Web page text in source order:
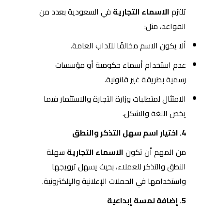
تلتزمالاسماء التجارية في السعودية بعدد من
القواعد، مثل:
ألا يكون الاسم مخالفًا للآداب العامة.
عدم استخدام أسماء حكومية أو مؤسسات
رسمية بطريقة غير قانونية.
الامتثال لمتطلبات وزارة التجارة والاستثمار فيما
يخص اللغة والشكل.
4. اختيار اسم سهل التذكر والنطق
من المهم أن تكونالاسماء التجارية سهلة
النطق والتذكر للعملاء، بحيث يسهل ترويجها
واستخدامها في الحملات الإعلانية والإلكترونية.
5. إضافة لمسة إبداعية